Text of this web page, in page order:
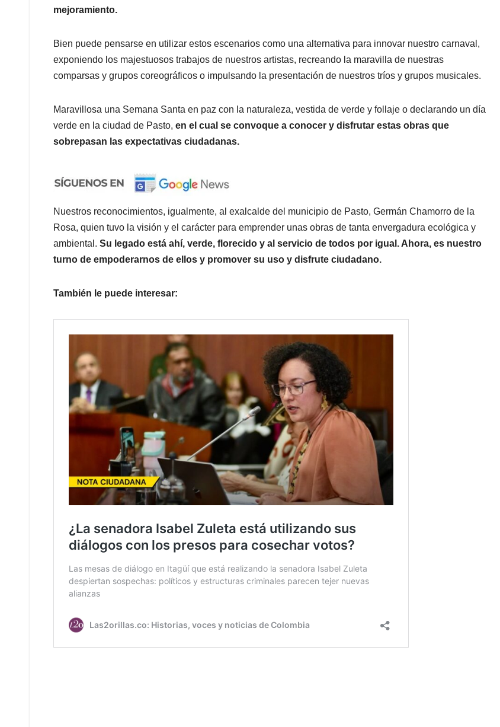
mejoramiento.
Bien puede pensarse en utilizar estos escenarios como una alternativa para innovar nuestro carnaval,
exponiendo los majestuosos trabajos de nuestros artistas, recreando la maravilla de nuestras
comparsas y grupos coreográficos o impulsando la presentación de nuestros tríos y grupos musicales.
Maravillosa una Semana Santa en paz con la naturaleza, vestida de verde y follaje o declarando un día
verde en la ciudad de Pasto, en el cual se convoque a conocer y disfrutar estas obras que
sobrepasan las expectativas ciudadanas.
Nuestros reconocimientos, igualmente, al exalcalde del municipio de Pasto, Germán Chamorro de la
Rosa, quien tuvo la visión y el carácter para emprender unas obras de tanta envergadura ecológica y
ambiental. Su legado está ahí, verde, florecido y al servicio de todos por igual. Ahora, es nuestro
turno de empoderarnos de ellos y promover su uso y disfrute ciudadano.
También le puede interesar: